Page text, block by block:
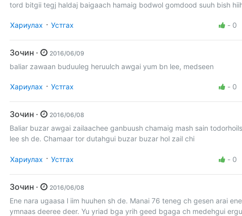
tord bitgii tegj haldaj baigaach hamaig bodwol gomdood suuh bish
Хариулах · Устгах - 0
Зочин · 2016/06/09
baliar zawaan buduuleg heruulch awgai yum bn lee, medseen
Хариулах · Устгах - 0
Зочин · 2016/06/08
Baliar buzar awgai zailaachee ganbuush chamaig mash sain
lee sh de. Chamaar tor dutahgui buzar buzar hol zail chi
Хариулах · Устгах - 0
Зочин · 2016/06/08
Ene nara ugaasa l iim huuhen sh de. Manai 76 teneg ch gesen arai
ymnaas deeree deer. Yu yriad bga yrih geed bgaga ch medehgui